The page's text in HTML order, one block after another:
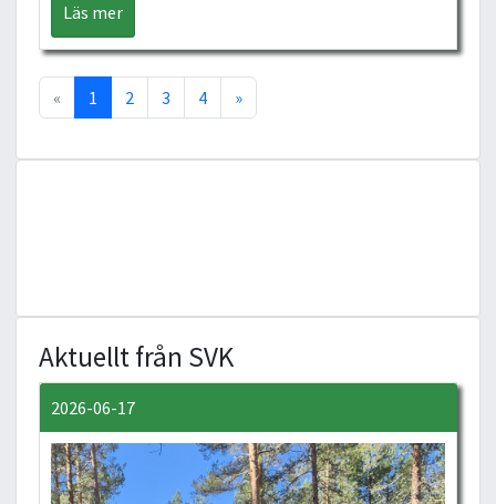
Läs mer
« 1 2 3 4 »
Aktuellt från SVK
2026-06-17